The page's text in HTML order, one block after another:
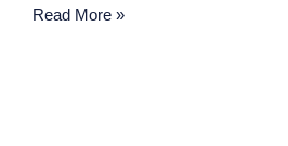
Ready
Read More »